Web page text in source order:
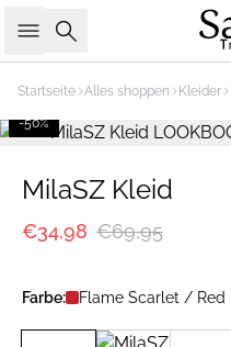
Suche
Startseite Alles shoppen Kleider
-50%
MilaSZ Kleid
€34,98 €69,95
Farbe: Flame Scarlet / Red